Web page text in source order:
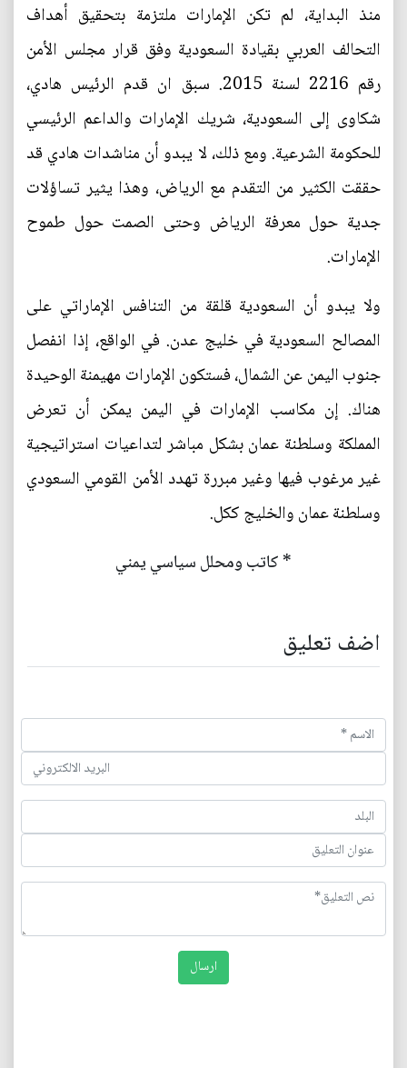
منذ البداية، لم تكن الإمارات ملتزمة بتحقيق أهداف
التحالف العربي بقيادة السعودية وفق قرار مجلس الأمن
رقم 2216 لسنة 2015. سبق ان قدم الرئيس هادي،
شكاوى إلى السعودية، شريك الإمارات والداعم الرئيسي
للحكومة الشرعية. ومع ذلك، لا يبدو أن مناشدات هادي قد
حققت الكثير من التقدم مع الرياض، وهذا يثير تساؤلات
جدية حول معرفة الرياض وحتى الصمت حول طموح
الإمارات.
ولا يبدو أن السعودية قلقة من التنافس الإماراتي على
المصالح السعودية في خليج عدن. في الواقع، إذا انفصل
جنوب اليمن عن الشمال، فستكون الإمارات مهيمنة الوحيدة
هناك. إن مكاسب الإمارات في اليمن يمكن أن تعرض
المملكة وسلطنة عمان بشكل مباشر لتداعيات استراتيجية
غير مرغوب فيها وغير مبررة تهدد الأمن القومي السعودي
وسلطنة عمان والخليج ككل.
* كاتب ومحلل سياسي يمني
اضف تعليق